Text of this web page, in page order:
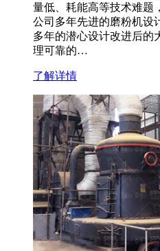
量低、耗能高等技术难题
公司多年先进的磨粉机设
多年的潜心设计改进后的
理可靠的…
了解详情